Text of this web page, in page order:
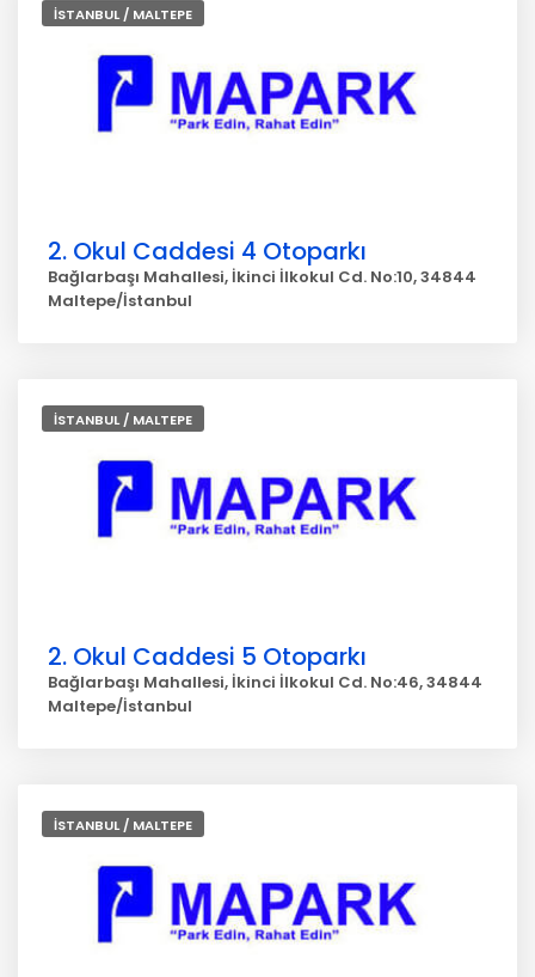
İSTANBUL / MALTEPE
2. Okul Caddesi 4 Otoparkı
Bağlarbaşı Mahallesi, İkinci İlkokul Cd. No:10, 34844
Maltepe/İstanbul
İSTANBUL / MALTEPE
2. Okul Caddesi 5 Otoparkı
Bağlarbaşı Mahallesi, İkinci İlkokul Cd. No:46, 34844
Maltepe/İstanbul
İSTANBUL / MALTEPE